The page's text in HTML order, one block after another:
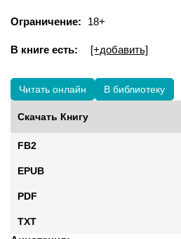
Ограничение: 18+
В книге есть: [+добавить]
Читать онлайн В библиотеку
Скачать Книгу
FB2
EPUB
PDF
TXT